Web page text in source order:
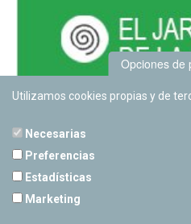
Opciones de
Utilizamos cookies propias y de
Necesarias
Preferencias
Estadísticas
Marketing